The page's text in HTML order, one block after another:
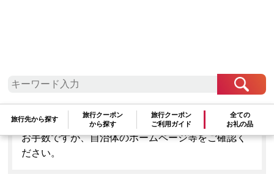
旅行先から探す
旅行クーポン
から探す
旅行クーポン
ご利用ガイド
全ての
お礼の品
「岩手県軽米町」はふるぽからお申込みをすること
はできません。
お手数ですが、自治体のホームページ等をご確認く
ださい。